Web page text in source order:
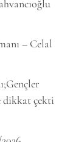
– Celal
dikkat çekti